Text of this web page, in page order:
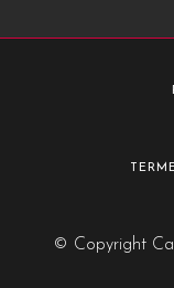
© Copyright